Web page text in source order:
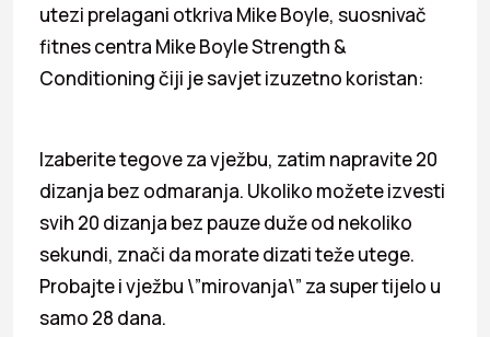
utezi prelagani otkriva Mike Boyle, suosnivač
fitnes centra Mike Boyle Strength &
Conditioning čiji je savjet izuzetno koristan:
Izaberite tegove za vježbu, zatim napravite 20
dizanja bez odmaranja. Ukoliko možete izvesti
svih 20 dizanja bez pauze duže od nekoliko
sekundi, znači da morate dizati teže utege.
Probajte i vježbu \”mirovanja\” za super tijelo u
samo 28 dana.